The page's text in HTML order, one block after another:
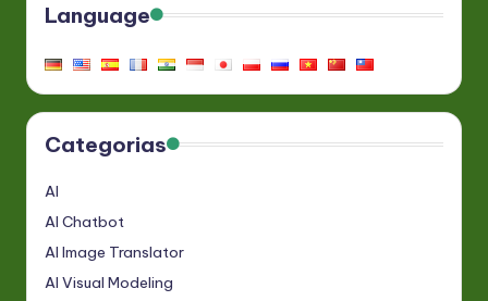
Language
Categorias
AI
AI Chatbot
AI Image Translator
AI Visual Modeling